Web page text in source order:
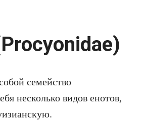
семейство
несколько видов енотов,